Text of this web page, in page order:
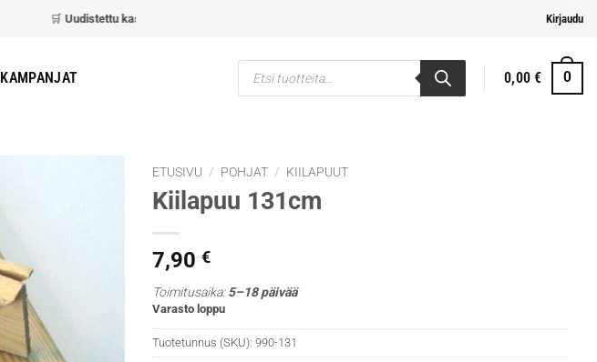
Uudistettu kassa– nopeampi ja helpompi maksaminen Kirjaudu
KAMPANJAT
Products
search
0,00€ 0
ETUSIVU / POHJAT / KIILAPUUT
Kiilapuu 131cm
7,90 €
Toimitusaika:5–18 päivää
Varasto loppu
Tuotetunnus (SKU): 990-131